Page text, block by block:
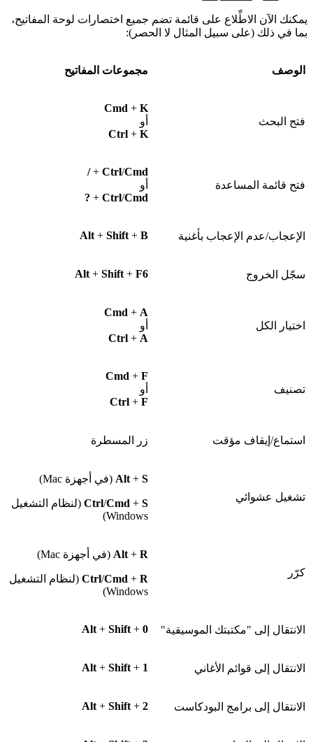
يمكنك الآن الاطِّلاع على قائمة تضم جميع اختصارات لوحة المفاتيح،
بما في ذلك (على سبيل المثال لا الحصر):
الوصف مجموعات المفاتيح
فتح البحث
Cmd + K
أو
Ctrl + K
فتح قائمة المساعدة
Ctrl/Cmd
+
/
أو
Ctrl/Cmd
+
?
الإعجاب/عدم الإعجاب بأغنية Alt + Shift + B
سجّل الخروج Alt + Shift + F6
اختيار الكل
Cmd + A
أو
Ctrl + A
تصنيف
Cmd + F
أو
Ctrl + F
استماع/إيقاف مؤقت زر المسطرة
تشغيل عشوائي
Alt + S (في أجهزة Mac)
Ctrl/Cmd + S
(لنظام التشغيل
Windows)
كرّر
Alt + R (في أجهزة Mac)
Ctrl/Cmd + R
(لنظام التشغيل
Windows)
الانتقال إلى "مكتبتك الموسيقية" Alt + Shift + 0
الانتقال إلى قوائم الأغاني Alt + Shift + 1
الانتقال إلى برامج البودكاست Alt + Shift + 2